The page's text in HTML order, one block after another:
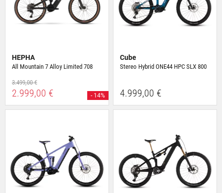
HEPHA
All Mountain 7 Alloy Limited 708
3.499,00 €
2.999,00 € - 14%
Cube
Stereo Hybrid ONE44 HPC SLX 800
4.999,00 €